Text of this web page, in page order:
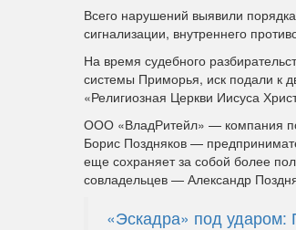
Всего нарушений выявили
сигнализации, внутреннего
На время судебного
системы Приморья, иск подали к
«Религиозная Церкви Иисуса
ООО «ВладРитейл» — компания по
Борис Поздняков —
еще сохраняет за собой более
совладельцев — Александр
«Эскадра» под ударом: